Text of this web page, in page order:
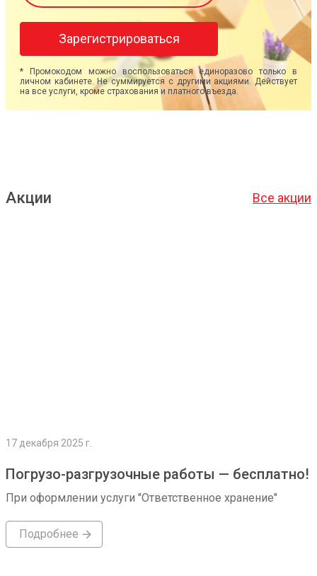
Зарегистрироваться
* Промокодом можно воспользоваться единоразово только в
личном кабинете. Не суммируется с другими акциями. Действует
на все услуги, кроме страхования и платного въезда.
Акции Все акции
17 декабря 2025 г.
Погрузо-разгрузочные работы — бесплатно!
При оформлении услуги "Ответственное хранение"
Подробнее